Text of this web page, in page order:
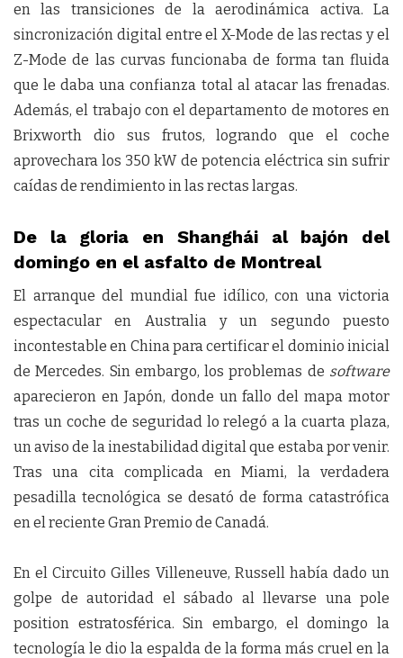
en las transiciones de la aerodinámica activa. La
sincronización digital entre el X-Mode de las rectas y el
Z-Mode de las curvas funcionaba de forma tan fluida
que le daba una confianza total al atacar las frenadas.
Además, el trabajo con el departamento de motores en
Brixworth dio sus frutos, logrando que el coche
aprovechara los 350 kW de potencia eléctrica sin sufrir
caídas de rendimiento in las rectas largas.
De la gloria en Shanghái al bajón del
domingo en el asfalto de Montreal
El arranque del mundial fue idílico, con una victoria
espectacular en Australia y un segundo puesto
incontestable en China para certificar el dominio inicial
de Mercedes. Sin embargo, los problemas de software
aparecieron en Japón, donde un fallo del mapa motor
tras un coche de seguridad lo relegó a la cuarta plaza,
un aviso de la inestabilidad digital que estaba por venir.
Tras una cita complicada en Miami, la verdadera
pesadilla tecnológica se desató de forma catastrófica
en el reciente Gran Premio de Canadá.
En el Circuito Gilles Villeneuve, Russell había dado un
golpe de autoridad el sábado al llevarse una pole
position estratosférica. Sin embargo, el domingo la
tecnología le dio la espalda de la forma más cruel en la